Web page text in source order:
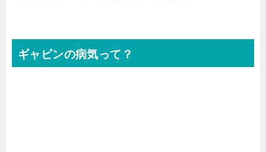
ギャビンの病気って？